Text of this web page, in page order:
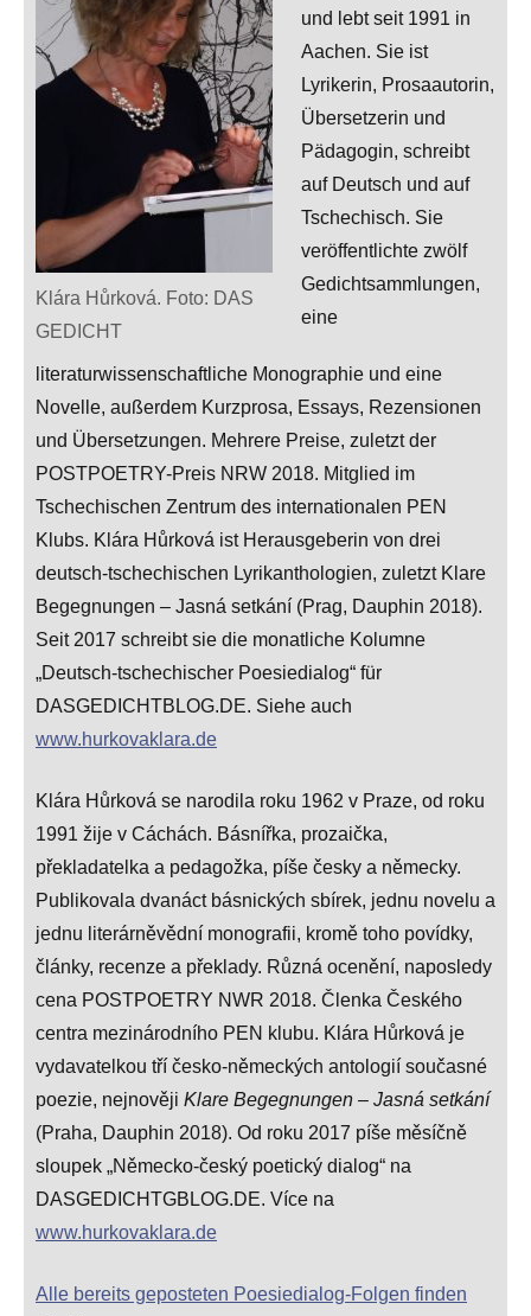
Klára Hůrková. Foto: DAS
GEDICHT
und lebt seit 1991 in
Aachen. Sie ist
Lyrikerin, Prosaautorin,
Übersetzerin und
Pädagogin, schreibt
auf Deutsch und auf
Tschechisch. Sie
veröffentlichte zwölf
Gedichtsammlungen,
eine
literaturwissenschaftliche Monographie und eine
Novelle, außerdem Kurzprosa, Essays, Rezensionen
und Übersetzungen. Mehrere Preise, zuletzt der
POSTPOETRY-Preis NRW 2018. Mitglied im
Tschechischen Zentrum des internationalen PEN
Klubs. Klára Hůrková ist Herausgeberin von drei
deutsch-tschechischen Lyrikanthologien, zuletzt Klare
Begegnungen – Jasná setkání (Prag, Dauphin 2018).
Seit 2017 schreibt sie die monatliche Kolumne
„Deutsch-tschechischer Poesiedialog“ für
DASGEDICHTBLOG.DE. Siehe auch
www.hurkovaklara.de
Klára Hůrková se narodila roku 1962 v Praze, od roku
1991 žije v Cáchách. Básnířka, prozaička,
překladatelka a pedagožka, píše česky a německy.
Publikovala dvanáct básnických sbírek, jednu novelu a
jednu literárněvědní monografii, kromě toho povídky,
články, recenze a překlady. Různá ocenění, naposledy
cena POSTPOETRY NWR 2018. Členka Českého
centra mezinárodního PEN klubu. Klára Hůrková je
vydavatelkou tří česko-německých antologií současné
poezie, nejnověji Klare Begegnungen – Jasná setkání
(Praha, Dauphin 2018). Od roku 2017 píše měsíčně
sloupek „Německo-český poetický dialog“ na
DASGEDICHTGBLOG.DE. Více na
www.hurkovaklara.de
Alle bereits geposteten Poesiedialog-Folgen finden